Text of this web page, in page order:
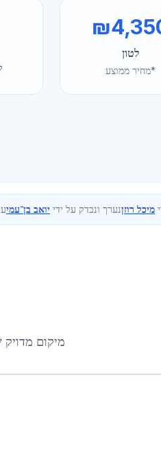
₪
לטון
*מחיר ממוצע
מיכל רוזןנערך ונבדק על ידי יואב בן־עמי
מיקום